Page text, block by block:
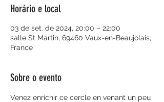
Horário e local
03 de set. de 2024, 20:00 – 22:00
salle St Martin, 69460 Vaux-en-Beaujolais,
France
Sobre o evento
Venez enrichir ce cercle en venant un peu